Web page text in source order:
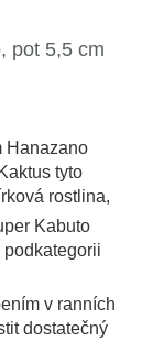
pot 5,5 cm
Hanazano
tyto
rostlina,
Kabuto
podkategorii
v ranních
dostatečný